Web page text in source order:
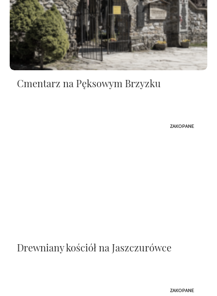
Cmentarz na Pęksowym Brzyzku
ZAKOPANE
Drewniany kościół na Jaszczurówce
ZAKOPANE